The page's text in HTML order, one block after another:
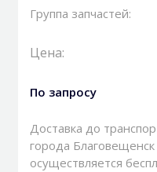
Группа запчастей:
Цена:
По запросу
Доставка до
города
осуществляется